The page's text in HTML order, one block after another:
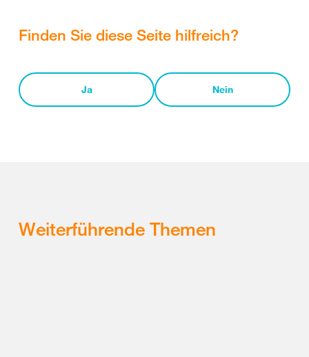
Finden Sie diese Seite hilfreich?
Ja Nein
Weiterführende Themen